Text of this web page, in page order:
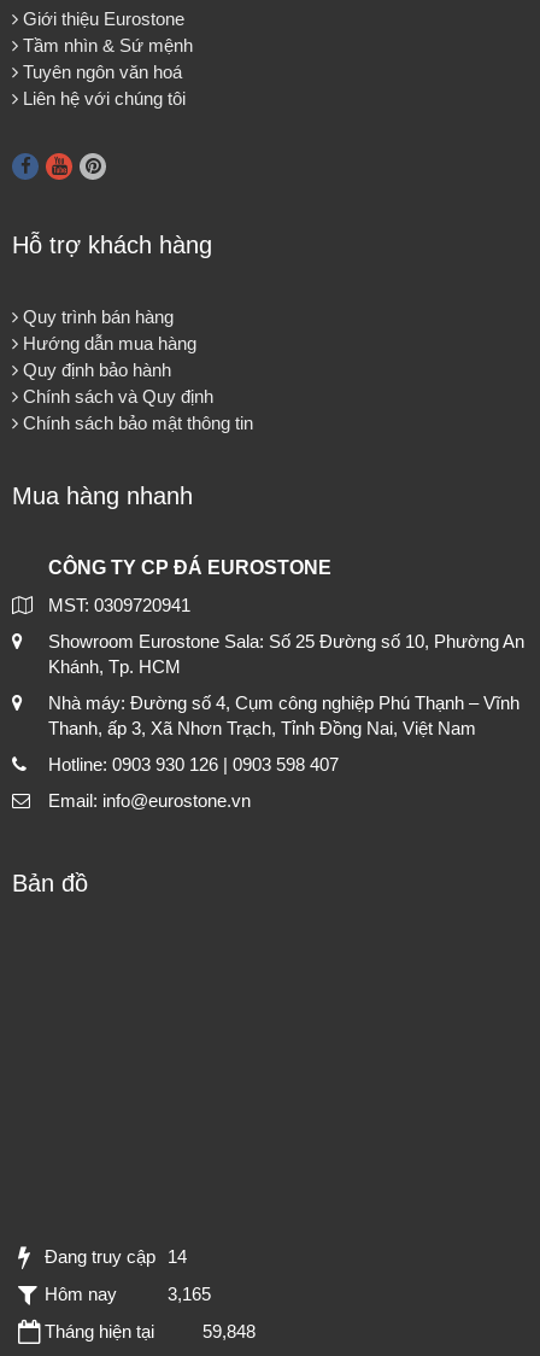
Giới thiệu Eurostone
Tầm nhìn & Sứ mệnh
Tuyên ngôn văn hoá
Liên hệ với chúng tôi
Hỗ trợ khách hàng
Quy trình bán hàng
Hướng dẫn mua hàng
Quy định bảo hành
Chính sách và Quy định
Chính sách bảo mật thông tin
Mua hàng nhanh
CÔNG TY CP ĐÁ EUROSTONE
MST: 0309720941
Showroom Eurostone Sala: Số 25 Đường số 10, Phường An
Khánh, Tp. HCM
Nhà máy: Đường số 4, Cụm công nghiệp Phú Thạnh – Vĩnh
Thanh, ấp 3, Xã Nhơn Trạch, Tỉnh Đồng Nai, Việt Nam
Hotline: 0903 930 126 | 0903 598 407
Email: info@eurostone.vn
Bản đồ
Đang truy cập
14
Hôm nay
3,165
Tháng hiện tại
59,848